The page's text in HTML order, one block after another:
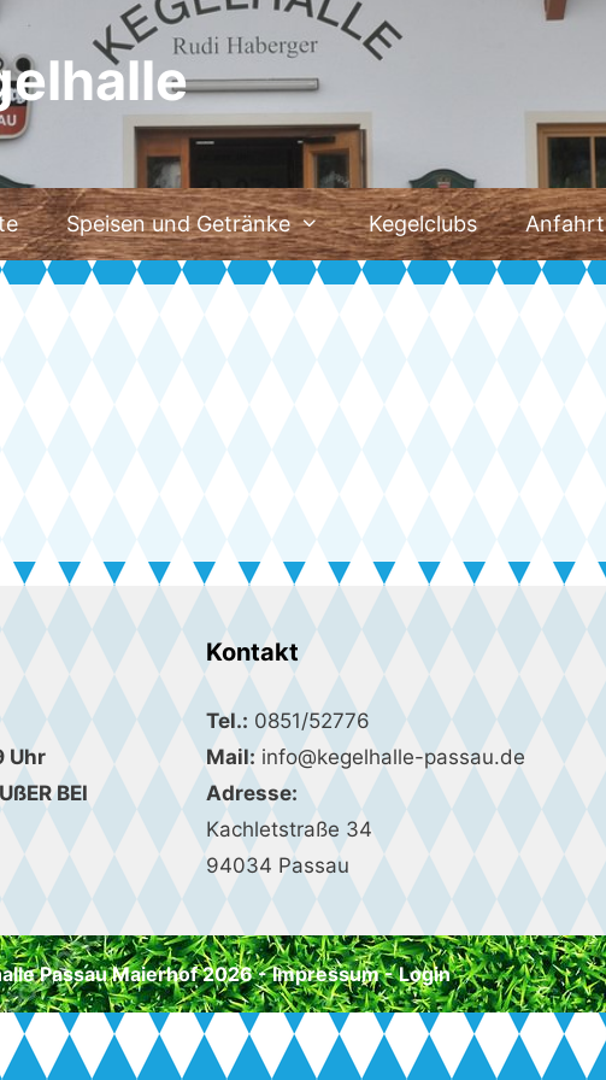
Speisen und Getränke Kegelclubs Anfahrt
Uhr
BEI
Kontakt
Tel.: 0851/52776
Mail:info@kegelhalle-passau.de
Adresse:
Kachletstraße 34
94034 Passau
Passau Maierhof 2026 -Impressum-Login